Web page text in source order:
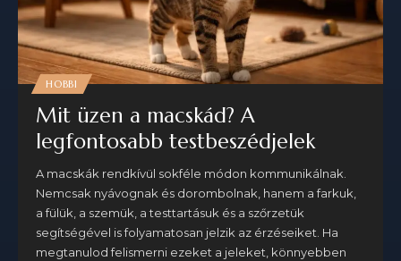
HOBBI
Mit üzen a macskád? A
legfontosabb testbeszédjelek
A macskák rendkívül sokféle módon kommunikálnak.
Nemcsak nyávognak és dorombolnak, hanem a farkuk,
a fülük, a szemük, a testtartásuk és a szőrzetük
segítségével is folyamatosan jelzik az érzéseiket. Ha
megtanulod felismerni ezeket a jeleket, könnyebben